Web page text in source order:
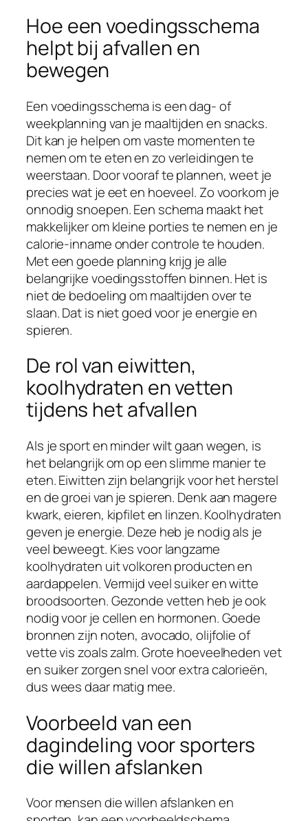
Hoe een voedingsschema
helpt bij afvallen en
bewegen
Een voedingsschema is een dag- of
weekplanning van je maaltijden en snacks.
Dit kan je helpen om vaste momenten te
nemen om te eten en zo verleidingen te
weerstaan. Door vooraf te plannen, weet je
precies wat je eet en hoeveel. Zo voorkom je
onnodig snoepen. Een schema maakt het
makkelijker om kleine porties te nemen en je
calorie-inname onder controle te houden.
Met een goede planning krijg je alle
belangrijke voedingsstoffen binnen. Het is
niet de bedoeling om maaltijden over te
slaan. Dat is niet goed voor je energie en
spieren.
De rol van eiwitten,
koolhydraten en vetten
tijdens het afvallen
Als je sport en minder wilt gaan wegen, is
het belangrijk om op een slimme manier te
eten. Eiwitten zijn belangrijk voor het herstel
en de groei van je spieren. Denk aan magere
kwark, eieren, kipfilet en linzen. Koolhydraten
geven je energie. Deze heb je nodig als je
veel beweegt. Kies voor langzame
koolhydraten uit volkoren producten en
aardappelen. Vermijd veel suiker en witte
broodsoorten. Gezonde vetten heb je ook
nodig voor je cellen en hormonen. Goede
bronnen zijn noten, avocado, olijfolie of
vette vis zoals zalm. Grote hoeveelheden vet
en suiker zorgen snel voor extra calorieën,
dus wees daar matig mee.
Voorbeeld van een
dagindeling voor sporters
die willen afslanken
Voor mensen die willen afslanken en